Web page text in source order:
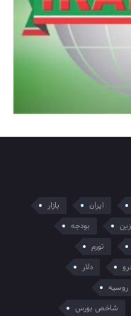
ایران
بازار
بودجه
تورم
دلار
روسیه
شاخص بورس